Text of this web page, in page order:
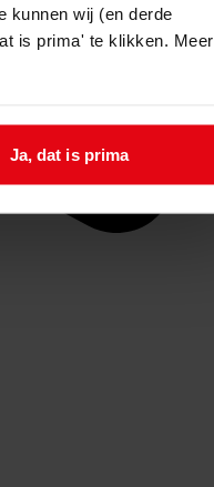
kunnen wij (en derde
is prima' te klikken. Meer
Ja, dat is prima